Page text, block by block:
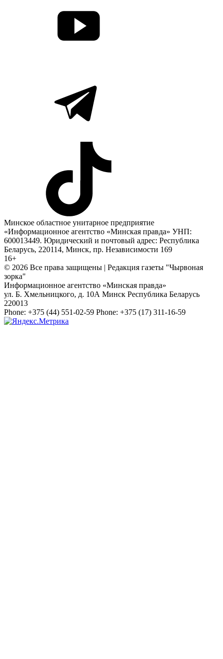
Минское областное унитарное предприятие
«Информационное агентство «Минская правда» УНП:
600013449. Юридический и почтовый адрес: Республика
Беларусь, 220114, Минск, пр. Независимости 169
16+
© 2026 Все права защищены | Редакция газеты "Чырвоная
зорка"
Информационное агентство «Минская правда»
ул. Б. Хмельницкого, д. 10А Минск Республика Беларусь
220013
Phone: +375 (44) 551-02-59 Phone: +375 (17) 311-16-59